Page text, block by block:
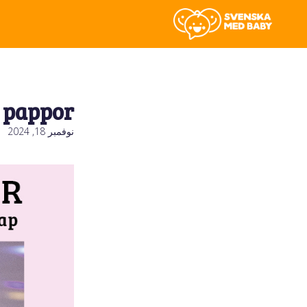
نوفمبر 18, 2024